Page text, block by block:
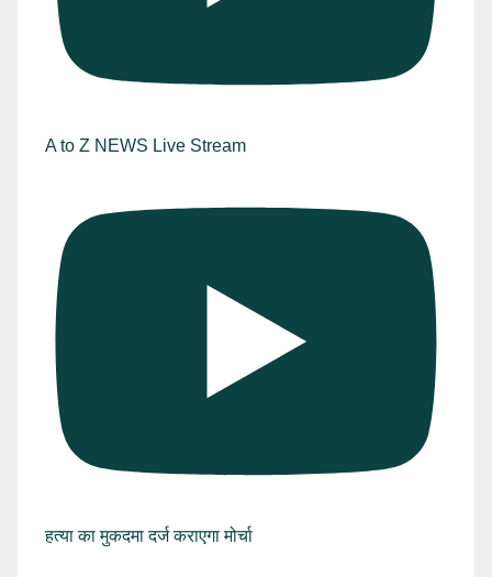
A to Z NEWS Live Stream
हत्या का मुकदमा दर्ज कराएगा मोर्चा